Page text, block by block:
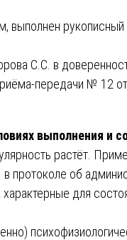
рукописный
С.С. в
передачи № 12
выполнения и
растёт.
протоколе об
для